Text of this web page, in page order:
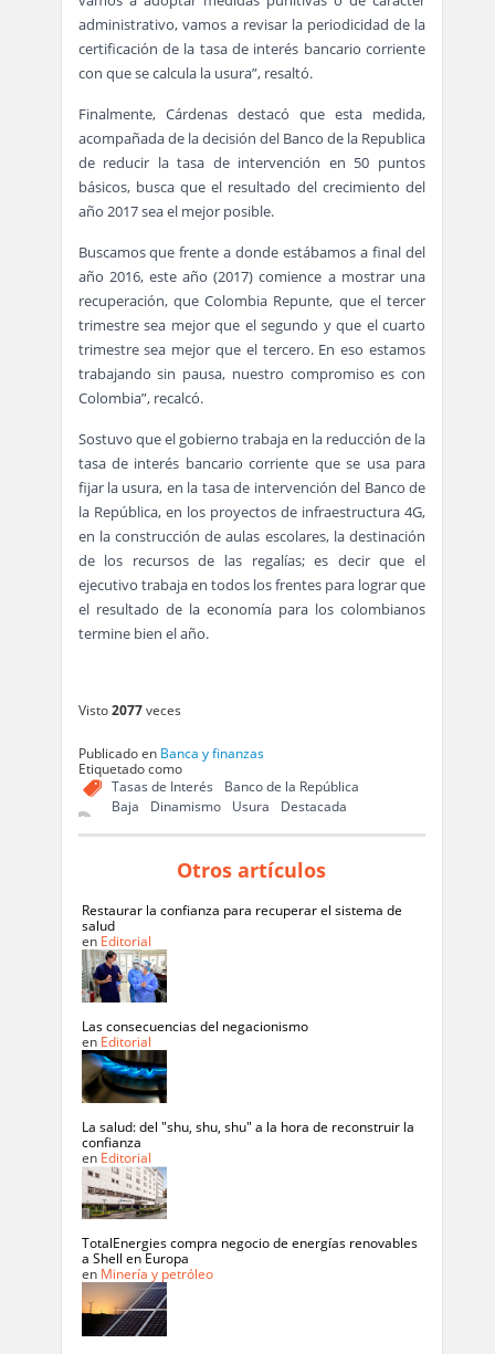
administrativo, vamos a revisar la periodicidad de la
certificación de la tasa de interés bancario corriente
con que se calcula la usura”, resaltó.
Finalmente, Cárdenas destacó que esta medida,
acompañada de la decisión del Banco de la Republica
de reducir la tasa de intervención en 50 puntos
básicos, busca que el resultado del crecimiento del
año 2017 sea el mejor posible.
Buscamos que frente a donde estábamos a final del
año 2016, este año (2017) comience a mostrar una
recuperación, que Colombia Repunte, que el tercer
trimestre sea mejor que el segundo y que el cuarto
trimestre sea mejor que el tercero. En eso estamos
trabajando sin pausa, nuestro compromiso es con
Colombia”, recalcó.
Sostuvo que el gobierno trabaja en la reducción de la
tasa de interés bancario corriente que se usa para
fijar la usura, en la tasa de intervención del Banco de
la República, en los proyectos de infraestructura 4G,
en la construcción de aulas escolares, la destinación
de los recursos de las regalías; es decir que el
ejecutivo trabaja en todos los frentes para lograr que
el resultado de la economía para los colombianos
termine bien el año.
Visto2077veces
Publicado en Banca y finanzas
Etiquetado como
Tasas de Interés
Banco de la República
Baja
Dinamismo Usura Destacada
Otros artículos
Restaurar la confianza para recuperar el sistema de
salud
en Editorial
Las consecuencias del negacionismo
en Editorial
La salud: del "shu, shu, shu" a la hora de reconstruir la
confianza
en Editorial
TotalEnergies compra negocio de energías renovables
a Shell en Europa
en Minería y petróleo